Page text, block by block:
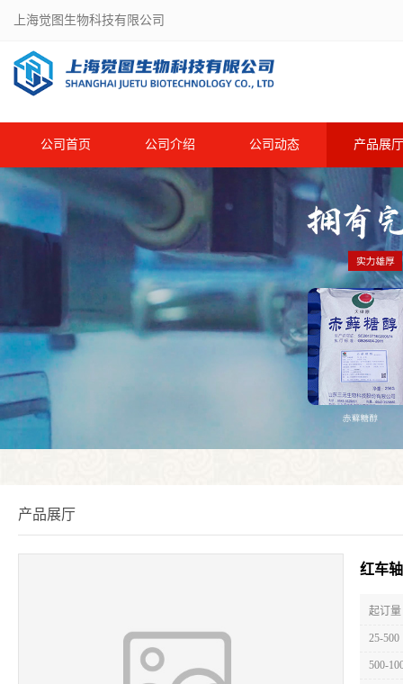
上海觉图生物科技有限公司
公司首页 公司介绍 公司动态 产品展厅
产品展厅
红车
起订
25-500
500-